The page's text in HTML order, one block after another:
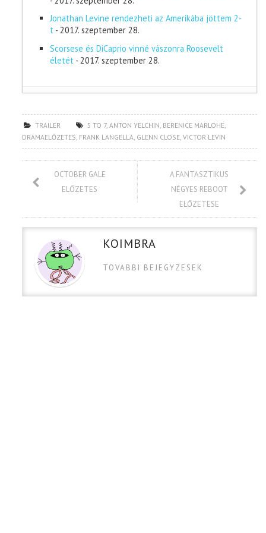
Jonathan Levine rendezheti az Amerikába jöttem 2-
t - 2017. szeptember 28.
Scorsese és DiCaprio vinné vászonra Roosevelt
életét - 2017. szeptember 28.
TRAILER 5 TO 7,ANTON YELCHIN, BERENICE MARLOHE,
DRÁMAELŐZETES, FRANK LANGELLA, GLENN CLOSE,VICTOR LEVIN
OCTOBER GALE
ELŐZETES
A FANTASZTIKUS
NÉGYES REBOOT
ELŐZETESE
KOIMBRA
TOVABBI BEJEGYZESEK